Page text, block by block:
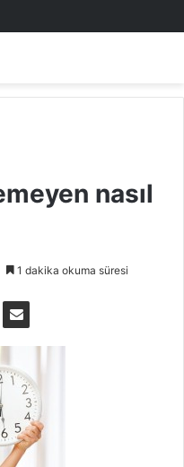
nasıl
1 dakika okuma süresi